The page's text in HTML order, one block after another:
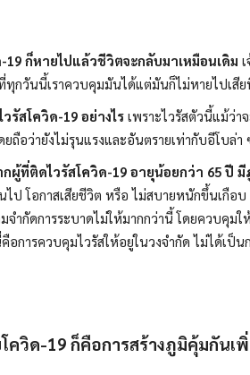
19 ก็หายไปแล้วชีวิตจะกลับมาเหมือนเดิม
ทุกวันนี้เราควบคุมมันได้แต่มันก็ไม่หายไปเสีย
รัสโควิด-19 อย่างไร เพราะไวรัสตัวนี้แม้ว่า
ถือว่ายังไม่รุนแรงและอันตรายเท่ากับอีโบล่า
กผู้ที่ติดไวรัสโควิด-19 อายุน้อยกว่า 65 ปี
ป โอกาสเสียชีวิต หรือ ไม่สบายหนักขึ้นเกือ
ำกัดการระบาดไม่ให้มากกว่านี้ โดยควบคุม
อการควบคุมไวรัสให้อยู่ในวงจำกัด ไม่ได้เป็น
ควิด-19 ก็คือการสร้างภูมิคุ้มกันเ